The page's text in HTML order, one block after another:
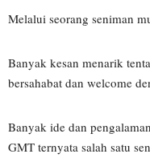
Melalui seorang seniman
Banyak kesan menarik
bersahabat dan welcome
Banyak ide dan
GMT ternyata salah satu